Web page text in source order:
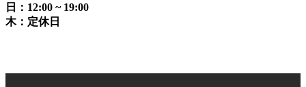
日：12:00 ~ 19:00
木：定休日